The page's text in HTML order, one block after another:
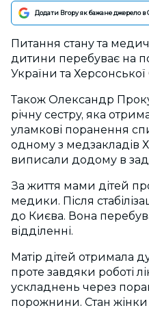
Додати Вгору як бажане джерело в
Питання стану та
дитини перебуває на
України та
Також Олександр
річну сестру, яка
уламкові поранення
одному з медзакладів
виписали додому в
За життя мами дітей
медики. Після
до Києва. Вона
відділенні.
Матір дітей отримала
проте завдяки роботі
ускладнень через
порожнини. Стан жінки